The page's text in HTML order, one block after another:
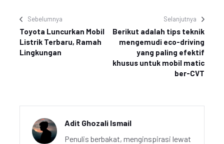
Sebelumnya
Toyota Luncurkan Mobil
Listrik Terbaru, Ramah
Lingkungan
Selanjutnya
Berikut adalah tips teknik
mengemudi eco-driving
yang paling efektif
khusus untuk mobil matic
ber-CVT
Adit Ghozali Ismail
Penulis berbakat, menginspirasi lewat